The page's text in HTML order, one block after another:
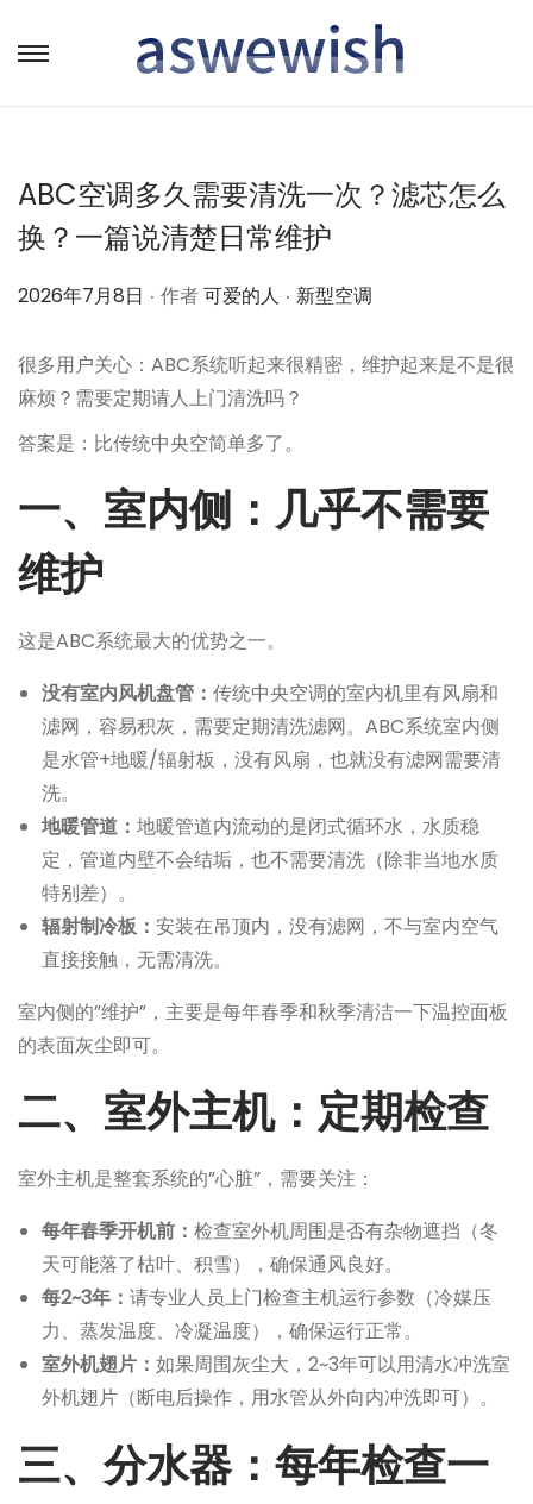
转
跳
ABC空调多久需要清洗一次？滤芯怎么
换？一篇说清楚日常维护
作
2026年7月8日 . 作者可爱的人 . 作
新型空调
很多用户关心：ABC系统听起来很精密，维护起来是不是很
麻烦？需要定期请人上门清洗吗？
答案是：比传统中央空简单多了。
一、室内侧：几乎不需要
维护
这是ABC系统最大的优势之一。
没有室内风机盘管： 传统中央空调的室内机里有风扇和
滤网，容易积灰，需要定期清洗滤网。ABC系统室内侧
是水管+地暖/辐射板，没有风扇，也就没有滤网需要清
洗。
地暖管道： 地暖管道内流动的是闭式循环水，水质稳
定，管道内壁不会结垢，也不需要清洗（除非当地水质
特别差）。
辐射制冷板： 安装在吊顶内，没有滤网，不与室内空气
直接接触，无需清洗。
室内侧的”维护”，主要是每年春季和秋季清洁一下温控面板
的表面灰尘即可。
二、室外主机：定期检查
室外主机是整套系统的”心脏”，需要关注：
每年春季开机前： 检查室外机周围是否有杂物遮挡（冬
天可能落了枯叶、积雪），确保通风良好。
每2~3年： 请专业人员上门检查主机运行参数（冷媒压
力、蒸发温度、冷凝温度），确保运行正常。
室外机翅片： 如果周围灰尘大，2~3年可以用清水冲洗室
外机翅片（断电后操作，用水管从外向内冲洗即可）。
三、分水器：每年检查一